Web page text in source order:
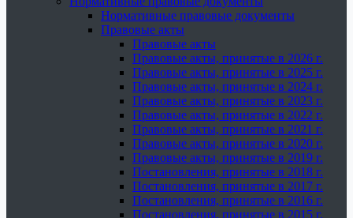
Нормативные правовые документы
Правовые акты
Правовые акты
Правовые акты, принятые в 2026 г.
Правовые акты, принятые в 2025 г.
Правовые акты, принятые в 2024 г.
Правовые акты, принятые в 2023 г.
Правовые акты, принятые в 2022 г.
Правовые акты, принятые в 2021 г.
Правовые акты, принятые в 2020 г.
Правовые акты, принятые в 2019 г.
Постановления, принятые в 2018 г.
Постановления, принятые в 2017 г.
Постановления, принятые в 2016 г.
Постановления, принятые в 2015 г.